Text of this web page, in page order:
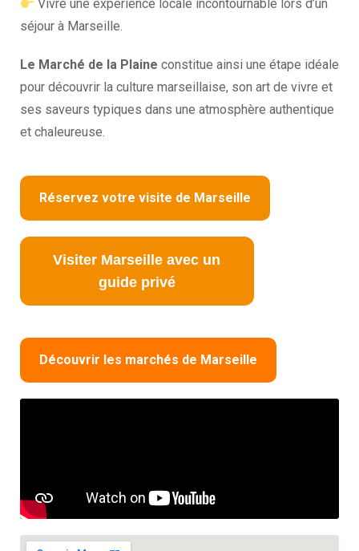
Vivre une expérience locale incontournable lors d’un
séjour à Marseille.
Le Marché de la Plaine constitue ainsi une étape idéale
pour découvrir la culture marseillaise, son art de vivre et
ses saveurs typiques dans une atmosphère authentique
et chaleureuse.
Réservez votre visite de Marseille
Visiter Marseille avec un
guide privé
Découvrir les marchés de Marseille